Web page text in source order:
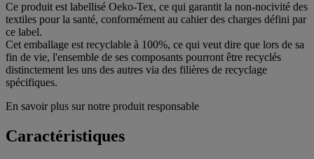
Ce produit est labellisé Oeko-Tex, ce qui garantit la non-nocivité des
textiles pour la santé, conformément au cahier des charges défini par
ce label.
Cet emballage est recyclable à 100%, ce qui veut dire que lors de sa
fin de vie, l'ensemble de ses composants pourront être recyclés
distinctement les uns des autres via des filières de recyclage
spécifiques.
En savoir plus sur notre produit responsable
Caractéristiques